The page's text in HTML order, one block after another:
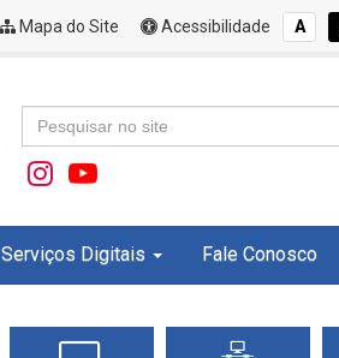
Mapa do Site Acessibilidade A
Serviços Digitais Fale Conosco